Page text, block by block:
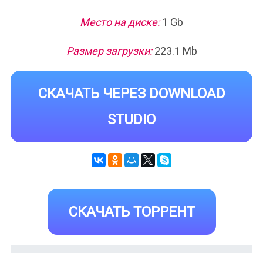
Место на диске:1 Gb
Размер загрузки:223.1 Mb
СКАЧАТЬ ЧЕРЕЗ DOWNLOAD
STUDIO
СКАЧАТЬ ТОРРЕНТ